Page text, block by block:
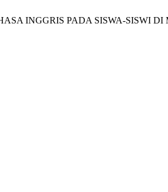
INGGRIS PADA SISWA-SISWI